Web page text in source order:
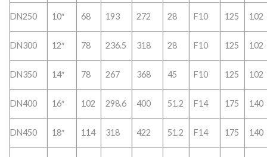
DN250 10″ 68 193 272 28 F10 125 102
DN300 12″ 78 236.5 318 28 F10 125 102
DN350 14″ 78 267 368 45 F10 125 102
DN400 16″ 102 298.6 400 51.2 F14 175 140
DN450 18″ 114 318 422 51.2 F14 175 140